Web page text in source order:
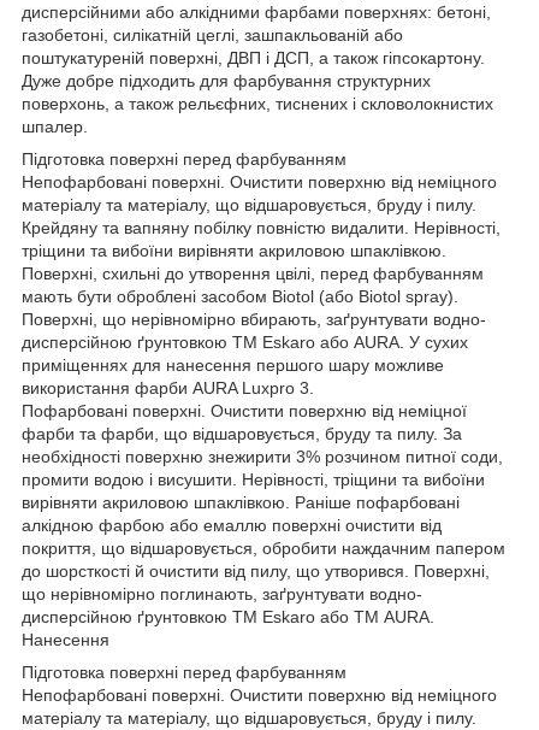
дисперсійними або алкідними фарбами поверхнях: бетоні,
газобетоні, силікатній цеглі, зашпакльованій або
поштукатуреній поверхні, ДВП і ДСП, а також гіпсокартону.
Дуже добре підходить для фарбування структурних
поверхонь, а також рельєфних, тиснених і скловолокнистих
шпалер.
Підготовка поверхні перед фарбуванням
Непофарбовані поверхні. Очистити поверхню від неміцного
матеріалу та матеріалу, що відшаровується, бруду і пилу.
Крейдяну та вапняну побілку повністю видалити. Нерівності,
тріщини та вибоїни вирівняти акриловою шпаклівкою.
Поверхні, схильні до утворення цвілі, перед фарбуванням
мають бути оброблені засобом Biotol (або Biotol spray).
Поверхні, що нерівномірно вбирають, заґрунтувати водно-
дисперсійною ґрунтовкою TM Eskaro або AURA. У сухих
приміщеннях для нанесення першого шару можливе
використання фарби AURA Luxpro 3.
Пофарбовані поверхні. Очистити поверхню від неміцної
фарби та фарби, що відшаровується, бруду та пилу. За
необхідності поверхню знежирити 3% розчином питної соди,
промити водою і висушити. Нерівності, тріщини та вибоїни
вирівняти акриловою шпаклівкою. Раніше пофарбовані
алкідною фарбою або емаллю поверхні очистити від
покриття, що відшаровується, обробити наждачним папером
до шорсткості й очистити від пилу, що утворився. Поверхні,
що нерівномірно поглинають, заґрунтувати водно-
дисперсійною ґрунтовкою TM Eskaro або ТМ AURA.
Нанесення
Підготовка поверхні перед фарбуванням
Непофарбовані поверхні. Очистити поверхню від неміцного
матеріалу та матеріалу, що відшаровується, бруду і пилу.